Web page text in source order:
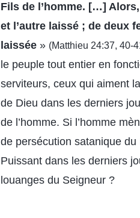
Fils de l’homme. […]
et l’autre laissé ; de deux
laissée » (Matthieu 24:37, 40-
le peuple tout entier en
serviteurs, ceux qui aiment
de Dieu dans les derniers
de l’homme. Si l’homme
de persécution satanique
Puissant dans les derniers
louanges du Seigneur ?